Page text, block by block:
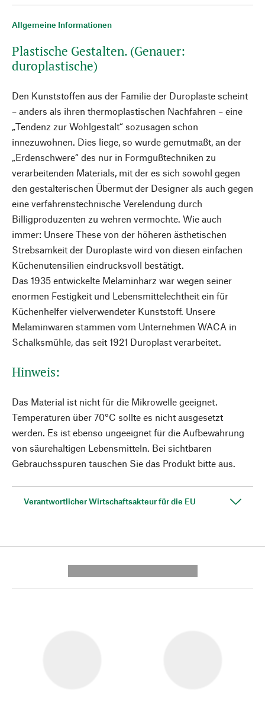
Allgemeine Informationen
Plastische Gestalten. (Genauer:
duroplastische)
Den Kunststoffen aus der Familie der Duroplaste scheint
– anders als ihren thermoplastischen Nachfahren – eine
„Tendenz zur Wohlgestalt“ sozusagen schon
innezuwohnen. Dies liege, so wurde gemutmaßt, an der
„Erdenschwere“ des nur in Formgußtechniken zu
verarbeitenden Materials, mit der es sich sowohl gegen
den gestalterischen Übermut der Designer als auch gegen
eine verfahrenstechnische Verelendung durch
Billigproduzenten zu wehren vermochte. Wie auch
immer: Unsere These von der höheren ästhetischen
Strebsamkeit der Duroplaste wird von diesen einfachen
Küchenutensilien eindrucksvoll bestätigt.
Das 1935 entwickelte Melaminharz war wegen seiner
enormen Festigkeit und Lebensmittelechtheit ein für
Küchenhelfer vielverwendeter Kunststoff. Unsere
Melaminwaren stammen vom Unternehmen WACA in
Schalksmühle, das seit 1921 Duroplast verarbeitet.
Hinweis:
Das Material ist nicht für die Mikrowelle geeignet.
Temperaturen über 70°C sollte es nicht ausgesetzt
werden. Es ist ebenso ungeeignet für die Aufbewahrung
von säurehaltigen Lebensmitteln. Bei sichtbaren
Gebrauchsspuren tauschen Sie das Produkt bitte aus.
Verantwortlicher Wirtschaftsakteur für die EU